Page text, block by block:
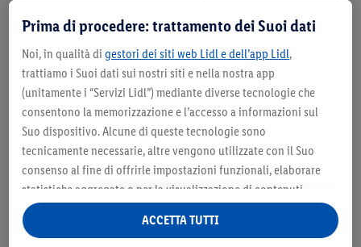
Dettagli del negozio
Seleziona
come
preferito
Negozio Lidl
Verona (VR) 37134
Prima di procedere: trattamento dei Suoi dati
Noi, in qualità di gestori dei siti web Lidl e dell’app Lidl,
trattiamo i Suoi dati sui nostri siti e nella nostra app
(unitamente i “Servizi Lidl”) mediante diverse tecnologie che
consentono la memorizzazione e l’accesso a informazioni sul
Suo dispositivo. Alcune di queste tecnologie sono
tecnicamente necessarie, altre vengono utilizzate con il Suo
consenso al fine di offrirle impostazioni funzionali, elaborare
statistiche aggregate o per la visualizzazione di contenuti
pubblicitari personalizzati all’interno e all’esterno dei Servizi
Lidl. Se è iscritto al programma Lidl Plus, anche i dati relativi al
ACCETTA TUTTI